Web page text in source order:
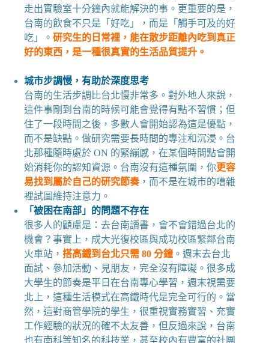
走出實驗室十分鐘內就能解決的事。更重要的是，
台南的飲食不只是「好吃」，而是「觸手可及的好
吃」。 研究生的日常裡，能在散步距離內吃到真正
好的東西，是一種很真實的生活品質提升。
城市步調慢，有助於深度思考
台南的生活步調比台北慢非常多。對外地人來說，
這件事剛到台南的時候可能會覺得有點不習慣；但
住了一段時間之後，多數人會開始認為這是優點，
而不是缺點。做研究需要長時間的專注和沉浸。台
北那種隨時處於 ON 的緊繃感，在某個時間點會開
始消耗你的認知資源。台南沒有這種氛圍，你更容
易找到屬於自己的研究節奏，而不是在城市的嘈雜
裡試圖維持注意力。
「被困在南部」的問題不存在
很多人的顧慮是：去台南讀書，會不會錯過台北的
機會？事實上，成大光復校區與成功校區緊鄰台南
火車站， 搭高鐵到台北只需 80 分鐘。週末去台北
面試、參加活動、見朋友，完全沒有障礙。很多成
大學生的節奏是平日在台南專心學習，週末視需要
北上，這種生活模式在高鐵時代是完全可行的。當
然，這對商管學院的學生，很重視實務實習、充實
工作經驗的狀況的確不太友善，但反過來說，台南
也有南科等知名的科技業，甚至校內有豐富的社團